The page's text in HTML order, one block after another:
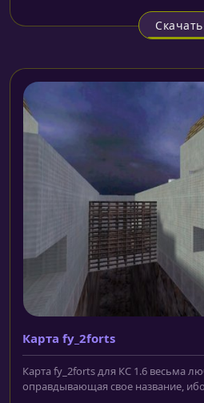
Скачать
Карта fy_2forts
Карта fy_2forts для КС 1.6 весьма
оправдывающая свое название,